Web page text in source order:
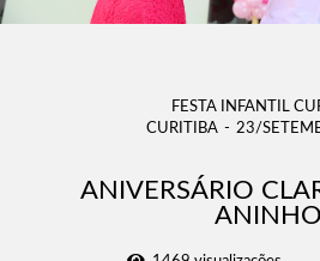
FESTA INFANTIL
CURITIBA
23/
ANIVERSÁRIO
ANINHO